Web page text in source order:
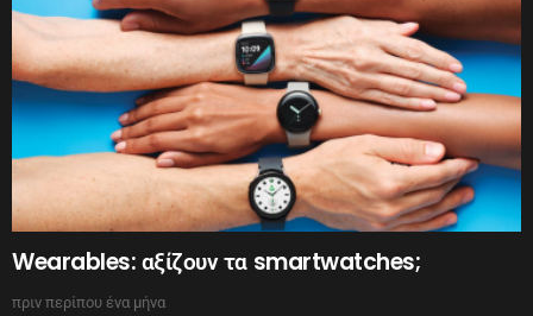
Wearables: αξίζουν τα smartwatches;
πριν περίπου ένα μήνα